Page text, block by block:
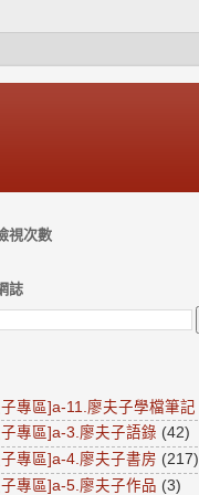
視次數
誌
專區]a-11.廖夫子學檔筆記
專區]a-3.廖夫子語錄 (42)
專區]a-4.廖夫子書房 (217)
專區]a-5.廖夫子作品 (3)